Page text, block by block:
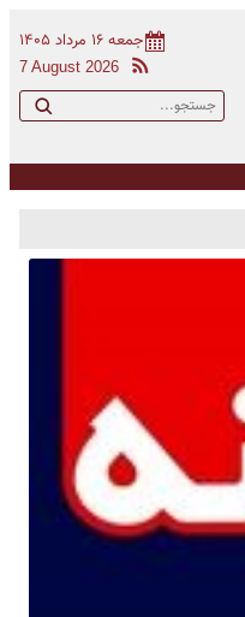
جمعه ۱۶ مرداد ۱۴۰۵
7 August 2026